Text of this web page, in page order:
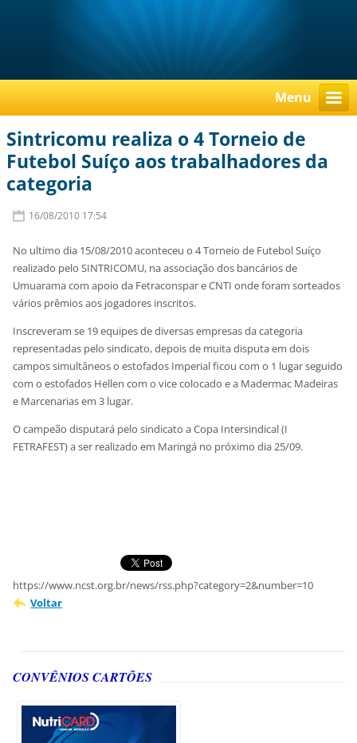
Menu
Sintricomu realiza o 4 Torneio de
Futebol Suíço aos trabalhadores da
categoria
16/08/2010 17:54
No ultimo dia 15/08/2010 aconteceu o 4 Torneio de Futebol Suíço
realizado pelo SINTRICOMU, na associação dos bancários de
Umuarama com apoio da Fetraconspar e CNTI onde foram sorteados
vários prêmios aos jogadores inscritos.
Inscreveram se 19 equipes de diversas empresas da categoria
representadas pelo sindicato, depois de muita disputa em dois
campos simultâneos o estofados Imperial ficou com o 1 lugar seguido
com o estofados Hellen com o vice colocado e a Madermac Madeiras
e Marcenarias em 3 lugar.
O campeão disputará pelo sindicato a Copa Intersindical (I
FETRAFEST) a ser realizado em Maringá no próximo dia 25/09.
https://www.ncst.org.br/news/rss.php?category=2&number=10
Voltar
CONVÊNIOS CARTÕES